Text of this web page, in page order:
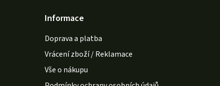
Informace
Doprava a platba
Vrácení zboží / Reklamace
Vše o nákupu